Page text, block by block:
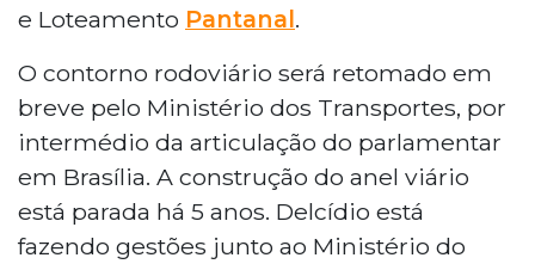
e Loteamento Pantanal.
O contorno rodoviário será retomado em
breve pelo Ministério dos Transportes, por
intermédio da articulação do parlamentar
em Brasília. A construção do anel viário
está parada há 5 anos. Delcídio está
fazendo gestões junto ao Ministério do